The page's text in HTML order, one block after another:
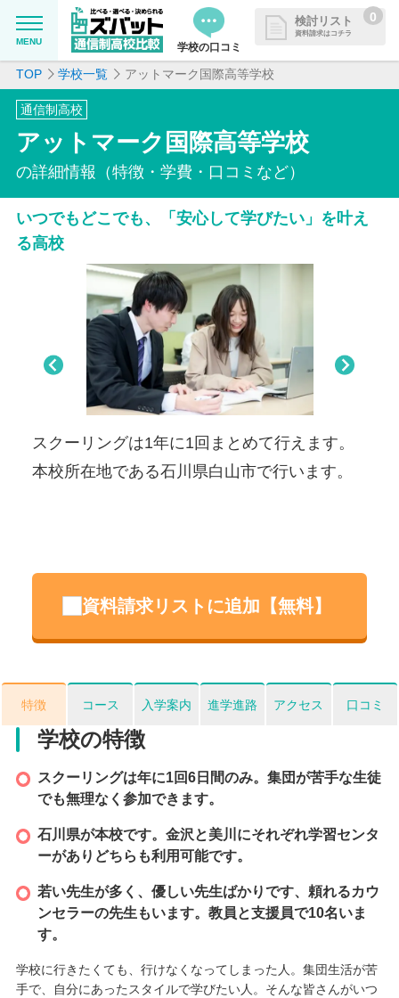
MENU 学校の口コミ
検討リスト
資料請求はコチラ
0
資料請求リストに追加しました
めて資料請求できます
MENU
学校を探したい
通信制高校について知りたい
はじめての方へ
よくある質問
掲載を希望される学校様へ
TOP 学校一覧 アットマーク国際高等学校
通信制高校
アットマーク国際高等学校
の詳細情報（特徴・学費・口コミなど）
いつでもどこでも、「安心して学びたい」を叶え
る高校
スクーリングは1年に1回まとめて行えます。
本校所在地である石川県白山市で行います。
資料請求リストに追加【無料】
特徴 コース 入学案内 進学進路 アクセス 口コミ
学校の特徴
スクーリングは年に1回6日間のみ。集団が苦手な生徒
でも無理なく参加できます。
石川県が本校です。金沢と美川にそれぞれ学習センタ
ーがありどちらも利用可能です。
若い先生が多く、優しい先生ばかりです、頼れるカウ
ンセラーの先生もいます。教員と支援員で10名いま
す。
学校に行きたくても、行けなくなってしまった人。集団生活が苦
手で、自分にあったスタイルで学びたい人。そんな皆さんがいつ